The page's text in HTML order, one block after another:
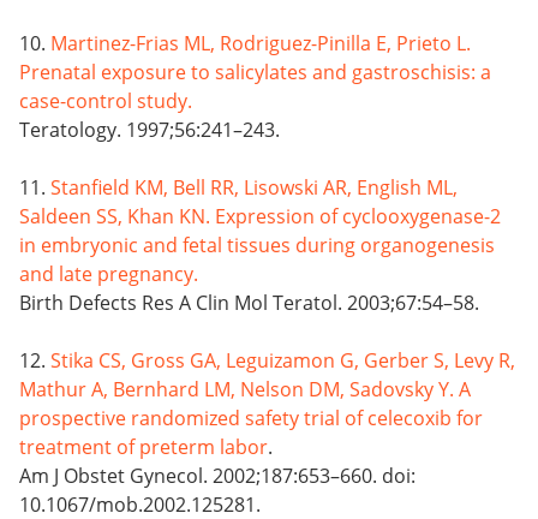
10. Martinez-Frias ML, Rodriguez-Pinilla E, Prieto L.
Prenatal exposure to salicylates and gastroschisis: a
case-control study.
Teratology. 1997;56:241–243.
11. Stanfield KM, Bell RR, Lisowski AR, English ML,
Saldeen SS, Khan KN. Expression of cyclooxygenase-2
in embryonic and fetal tissues during organogenesis
and late pregnancy.
Birth Defects Res A Clin Mol Teratol. 2003;67:54–58.
12. Stika CS, Gross GA, Leguizamon G, Gerber S, Levy R,
Mathur A, Bernhard LM, Nelson DM, Sadovsky Y. A
prospective randomized safety trial of celecoxib for
treatment of preterm labor.
Am J Obstet Gynecol. 2002;187:653–660. doi:
10.1067/mob.2002.125281.